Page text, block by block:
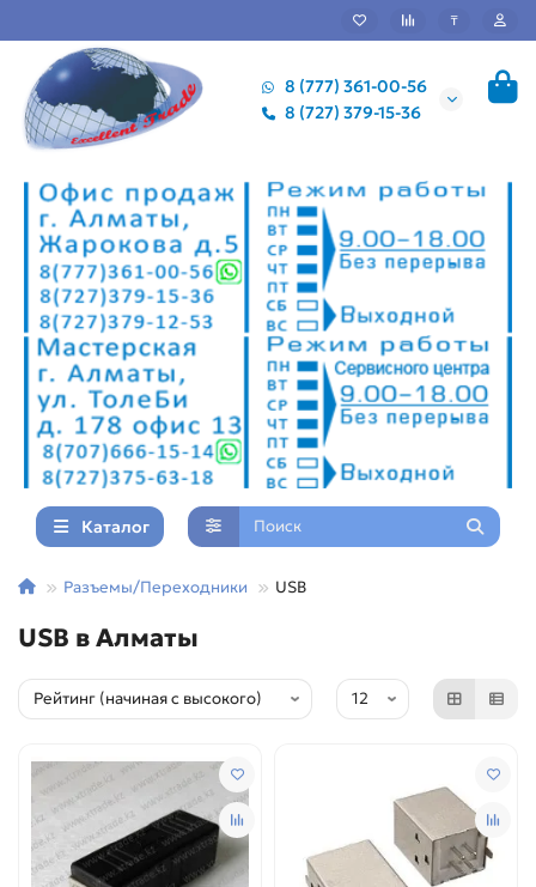
₸
8 (777) 361-00-56
8 (727) 379-15-36
Каталог
Разъемы/Переходники USB
USB в Алматы